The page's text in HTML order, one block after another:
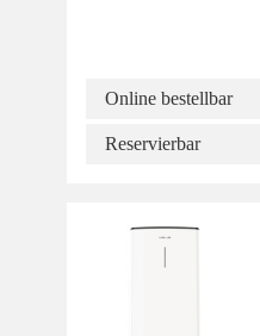
Online bestellbar
Reservierbar